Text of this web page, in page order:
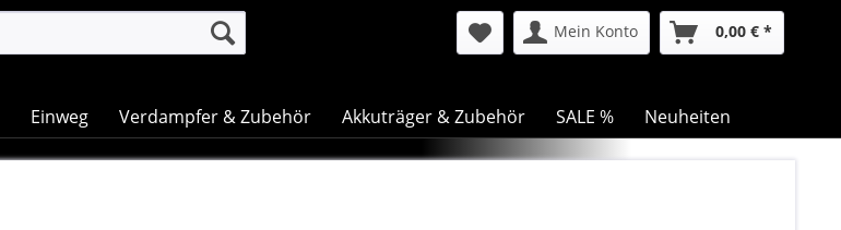
Mein Konto 0,00 € *
Einweg Verdampfer & Zubehör Akkuträger & Zubehör SALE % Neuheiten